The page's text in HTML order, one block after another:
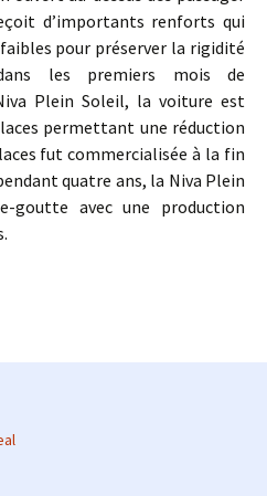
d’importants renforts qui
pour préserver la rigidité
les premiers mois de
Plein Soleil, la voiture est
permettant une réduction
fut commercialisée à la fin
quatre ans, la Niva Plein
goutte avec une production